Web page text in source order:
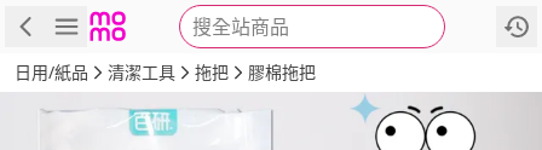
搜全站商品
商品 評價 詳情
日用/紙品 清潔工具 拖把 膠棉拖把